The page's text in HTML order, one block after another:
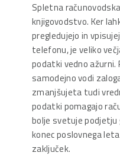
Spletna
knjigovodstvo. Ker
pregledujejo in
telefonu, je veliko
podatki vedno ažurni.
samodejno vodi
zmanjšujeta tudi
podatki pomagajo
bolje svetuje
konec poslovnega
zaključek.